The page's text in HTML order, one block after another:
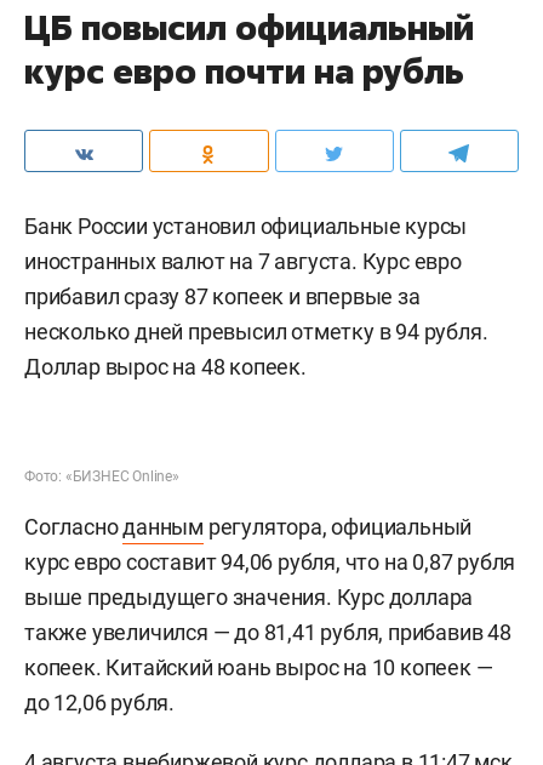
ЦБ повысил официальный
курс евро почти на рубль
Банк России установил официальные курсы
иностранных валют на 7 августа. Курс евро
прибавил сразу 87 копеек и впервые за
несколько дней превысил отметку в 94 рубля.
Доллар вырос на 48 копеек.
Фото: «БИЗНЕС Online»
Согласноданным регулятора, официальный
курс евро составит 94,06 рубля, что на 0,87 рубля
выше предыдущего значения. Курс доллара
также увеличился — до 81,41 рубля, прибавив 48
копеек. Китайский юань вырос на 10 копеек —
до 12,06 рубля.